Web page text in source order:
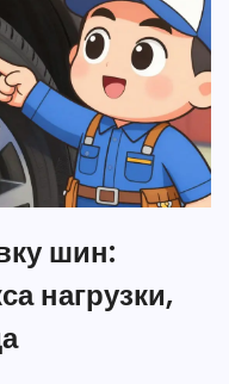
шин:
нагрузки,